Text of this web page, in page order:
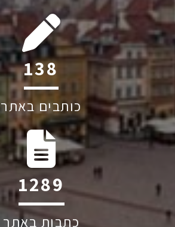
211
כותבים באתר
1960
כתבות באתר